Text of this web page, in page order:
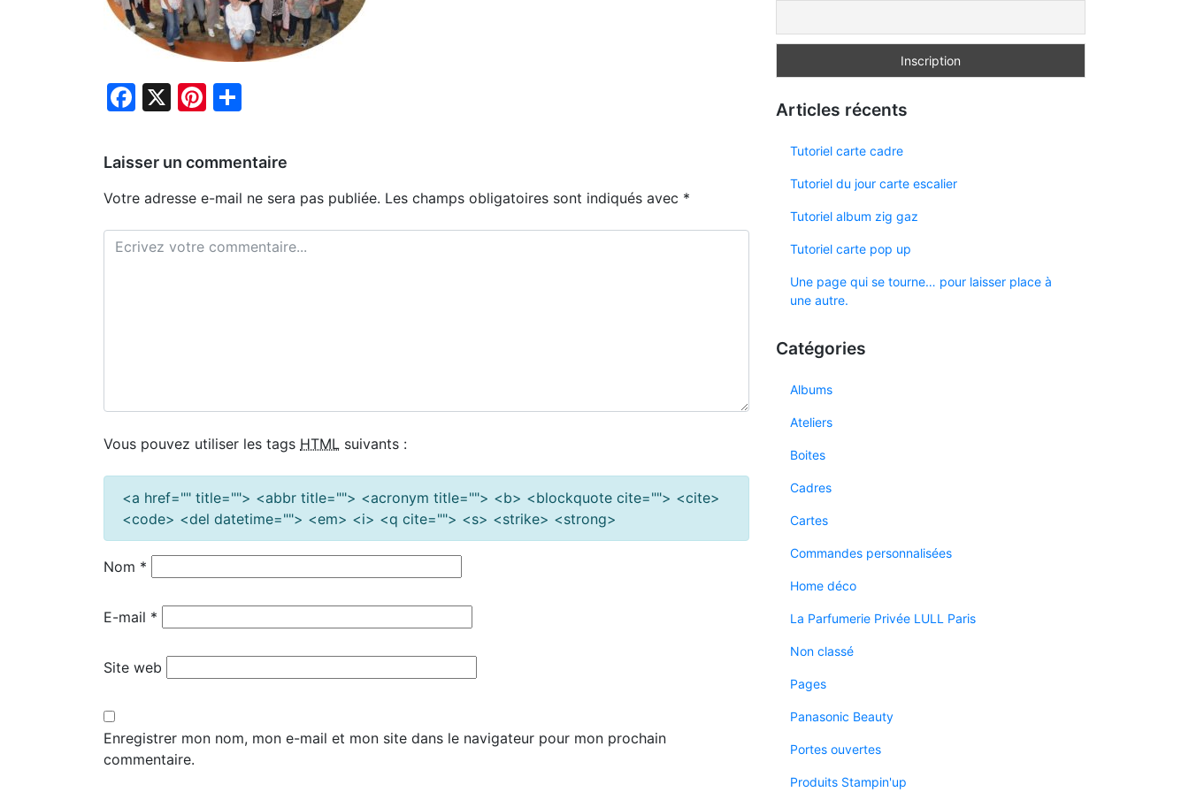
Facebook
X Pinterest
Laisser un commentaire
Votre adresse e-mail ne sera pas publiée. Les champs obligatoires sont indiqués avec *
Vous pouvez utiliser les tags HTML suivants :
<a href="" title=""> <abbr title=""> <acronym title=""> <b> <blockquote cite=""> <cite>
<code> <del datetime=""> <em> <i> <q cite=""> <s> <strike> <strong>
Nom *
E-mail *
Site web
Enregistrer mon nom, mon e-mail et mon site dans le navigateur pour mon prochain
commentaire.
Articles récents
Tutoriel carte cadre
Tutoriel du jour carte escalier
Tutoriel album zig gaz
Tutoriel carte pop up
Une page qui se tourne… pour laisser place à
une autre.
Catégories
Albums
Ateliers
Boites
Cadres
Cartes
Commandes personnalisées
Home déco
La Parfumerie Privée LULL Paris
Non classé
Pages
Panasonic Beauty
Portes ouvertes
Produits Stampin'up